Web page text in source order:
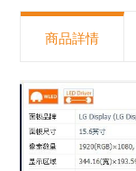
商品詳情